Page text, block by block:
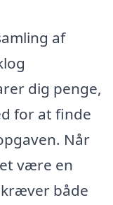
af
dig penge,
for at finde
Når
være en
både